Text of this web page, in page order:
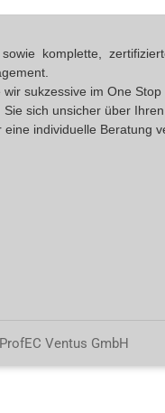
komplette,
sukzessive im One
sich unsicher über
individuelle Beratung
ProfEC Ventus GmbH